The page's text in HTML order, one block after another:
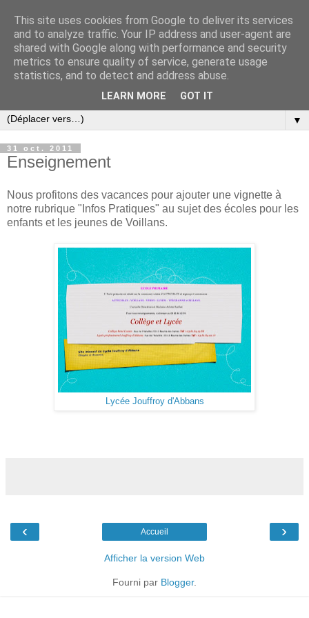
▼
31 oct. 2011
Enseignement
Nous profitons des vacances pour ajouter une vignette à
notre rubrique "Infos Pratiques" au sujet des écoles pour les
enfants et les jeunes de Voillans.
Lycée Jouffroy d'Abbans
‹ ›
Accueil
Afficher la version Web
Fourni par Blogger.
This site uses cookies from Google to deliver its services
and to analyze traffic. Your IP address and user-agent are
shared with Google along with performance and security
metrics to ensure quality of service, generate usage
statistics, and to detect and address abuse.
LEARN MORE GOT IT